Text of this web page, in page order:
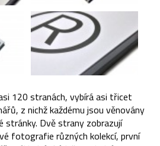
120 stranách, vybírá asi třicet
z nichž každému jsou věnovány
Dvě strany zobrazují
fotografie různých kolekcí, první